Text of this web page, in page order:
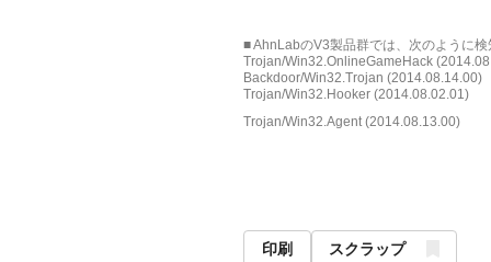
■ AhnLabのV3製品群では、次のように
Trojan/Win32.OnlineGameHack
Backdoor/Win32.Trojan (2014.08.14.00)
Trojan/Win32.Hooker (2014.08.02.01)
Trojan/Win32.Agent (2014.08.13.00)
印刷 スクラップ